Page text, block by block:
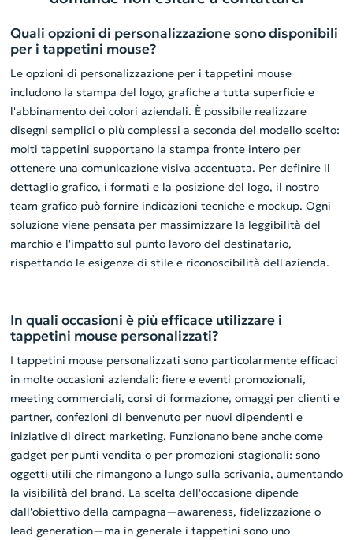
Quali opzioni di personalizzazione sono disponibili
per i tappetini mouse?
Le opzioni di personalizzazione per i tappetini mouse
includono la stampa del logo, grafiche a tutta superficie e
l'abbinamento dei colori aziendali. È possibile realizzare
disegni semplici o più complessi a seconda del modello scelto:
molti tappetini supportano la stampa fronte intero per
ottenere una comunicazione visiva accentuata. Per definire il
dettaglio grafico, i formati e la posizione del logo, il nostro
team grafico può fornire indicazioni tecniche e mockup. Ogni
soluzione viene pensata per massimizzare la leggibilità del
marchio e l'impatto sul punto lavoro del destinatario,
rispettando le esigenze di stile e riconoscibilità dell'azienda.
In quali occasioni è più efficace utilizzare i
tappetini mouse personalizzati?
I tappetini mouse personalizzati sono particolarmente efficaci
in molte occasioni aziendali: fiere e eventi promozionali,
meeting commerciali, corsi di formazione, omaggi per clienti e
partner, confezioni di benvenuto per nuovi dipendenti e
iniziative di direct marketing. Funzionano bene anche come
gadget per punti vendita o per promozioni stagionali: sono
oggetti utili che rimangono a lungo sulla scrivania, aumentando
la visibilità del brand. La scelta dell'occasione dipende
dall'obiettivo della campagna—awareness, fidelizzazione o
lead generation—ma in generale i tappetini sono uno